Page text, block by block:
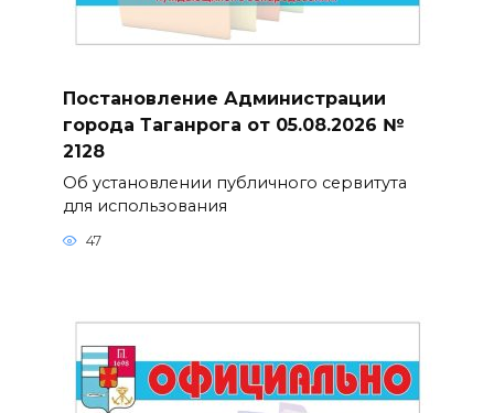
Постановление Администрации
города Таганрога от 05.08.2026 №
2128
Об установлении публичного сервитута
для использования
47